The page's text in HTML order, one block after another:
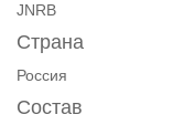
JNRB
Страна
Россия
Состав